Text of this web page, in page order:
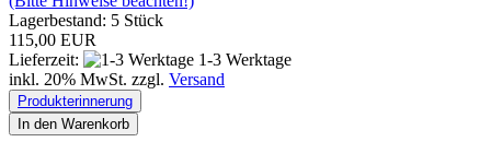
Lagerbestand: 5 Stück
115,00 EUR
Lieferzeit:
1-3 Werktage
inkl. 20% MwSt. zzgl. Versand
Produkterinnerung
In den Warenkorb